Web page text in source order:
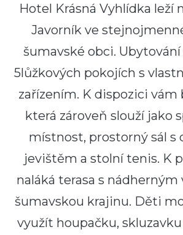
Hotel Krásná Vyhlídka leží
Javorník ve
šumavské obci. Ubytování
5lůžkových pokojích s
zařízením. K dispozici vám
která zároveň slouží jako
místnost, prostorný sál s
jevištěm a stolní tenis. K
naláká terasa s
šumavskou krajinu. Děti
využít houpačku,